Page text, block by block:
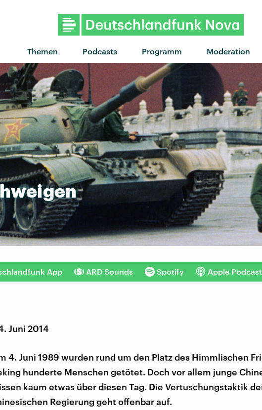
Themen Podcasts Programm Moderation
App ARD Sounds Spotify Apple
Juni 2014
4. Juni 1989 wurden rund um den Platz des Himmlischen
hunderte Menschen getötet. Doch vor allem junge
kaum etwas über diesen Tag. Die Vertuschungstaktik
Regierung geht offenbar auf.